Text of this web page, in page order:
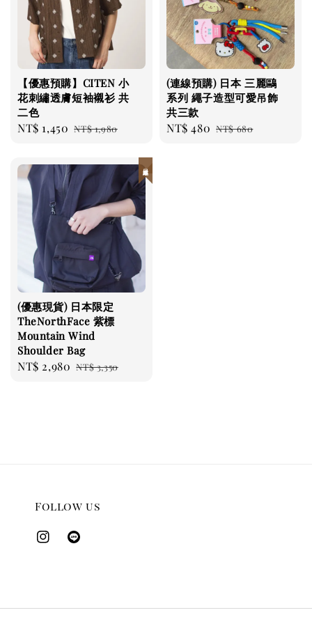
【優惠預購】CITEN 小
花刺繡透膚短袖襯衫 共
二色
Sale
NT$ 1,450 Regular
NT$ 1,980
(連線預購) 日本 三麗鷗
系列 繩子造型可愛吊飾
共三款
Sale
NT$ 480 Regular
NT$ 680
(優惠現貨) 日本限定
TheNorthFace 紫標
Mountain Wind
Shoulder Bag
Sale
NT$ 2,980 Regular
NT$ 3,350
Follow us